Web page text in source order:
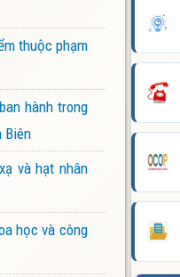
thuộc phạm
hành trong
Biên
và hạt nhân
học và công